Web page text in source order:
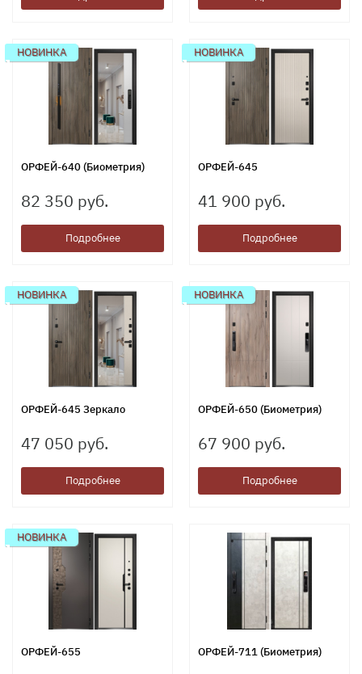
НОВИНКА
ОРФЕЙ-640 (Биометрия)
82 350 руб.
Подробнее
НОВИНКА
ОРФЕЙ-645
41 900 руб.
Подробнее
НОВИНКА
ОРФЕЙ-645 Зеркало
47 050 руб.
Подробнее
НОВИНКА
ОРФЕЙ-650 (Биометрия)
67 900 руб.
Подробнее
НОВИНКА
ОРФЕЙ-655 ОРФЕЙ-711 (Биометрия)